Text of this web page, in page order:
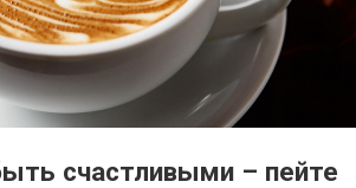
счастливыми – пейте